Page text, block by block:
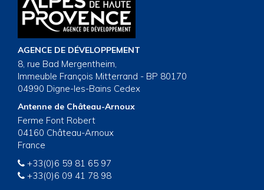
AGENCE DE DÉVELOPPEMENT
8, rue Bad Mergentheim,
Immeuble François Mitterrand - BP 80170
04990 Digne-les-Bains Cedex
Antenne de Château-Arnoux
Ferme Font Robert
04160 Château-Arnoux
France
+33(0)6 59 81 65 97
+33(0)6 09 41 78 98